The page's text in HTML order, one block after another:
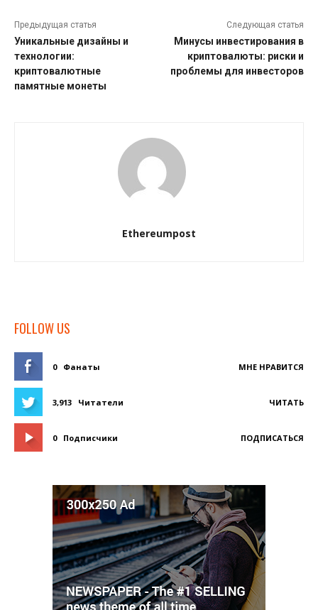
Предыдущая статья
Уникальные дизайны и
технологии:
криптовалютные
памятные монеты
Следующая статья
Минусы инвестирования в
криптовалюты: риски и
проблемы для инвесторов
Ethereumpost
FOLLOW US
0 Фанаты МНЕ НРАВИТСЯ
3,913 Читатели ЧИТАТЬ
0 Подписчики ПОДПИСАТЬСЯ